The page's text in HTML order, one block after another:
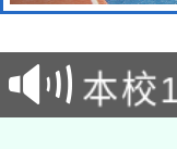
本校
第3
本校
有關